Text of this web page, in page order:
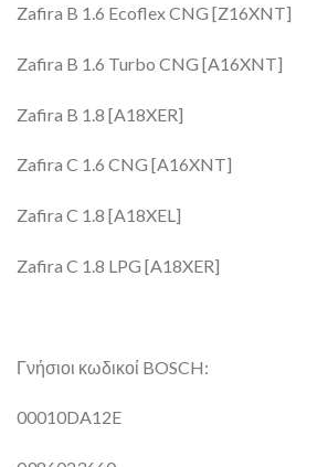
Zafira B 1.6 Ecoflex CNG [Z16XNT]
Zafira B 1.6 Turbo CNG [A16XNT]
Zafira B 1.8 [A18XER]
Zafira C 1.6 CNG [A16XNT]
Zafira C 1.8 [A18XEL]
Zafira C 1.8 LPG [A18XER]
Γνήσιοι κωδικοί BOSCH:
00010DA12E